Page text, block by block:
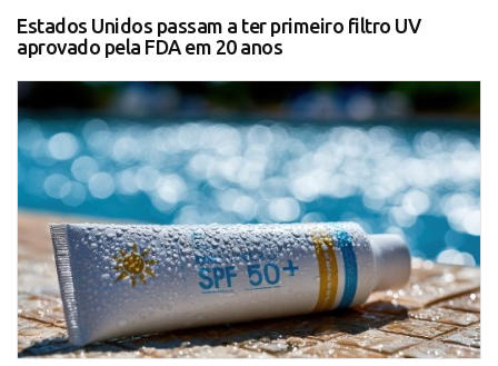
Estados Unidos passam a ter primeiro filtro UV
aprovado pela FDA em 20 anos